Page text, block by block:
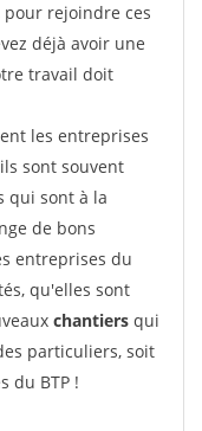
rejoindre ces
déjà avoir une
travail doit
les entreprises
sont souvent
qui sont à la
de bons
entreprises du
qu'elles sont
chantiers qui
particuliers, soit
du BTP !